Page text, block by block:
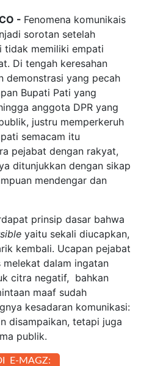
- Fenomena komunikais
sorotan setelah
tidak memiliki empati
Di tengah keresahan
demonstrasi yang pecah
Bupati Pati yang
anggota DPR yang
justru memperkeruh
semacam itu
pejabat dengan rakyat,
ditunjukkan dengan sikap
mendengar dan
prinsip dasar bahwa
yaitu sekali diucapkan,
kembali. Ucapan pejabat
dalam ingatan
citra negatif, bahkan
maaf sudah
kesadaran komunikasi:
disampaikan, tetapi juga
publik.
E-MAGZ: